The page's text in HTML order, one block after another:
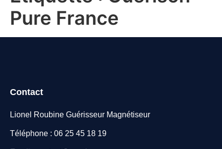
Pure France
Contact
Lionel Roubine Guérisseur Magnétiseur
Téléphone : 06 25 45 18 19